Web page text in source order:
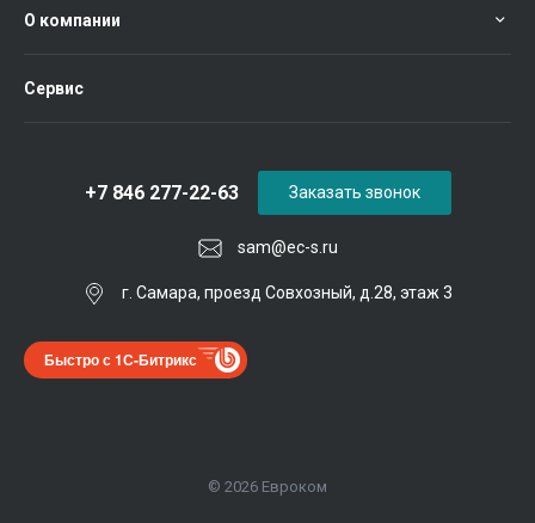
О компании
Сервис
sam@ec-s.ru
+7 846 277-22-63
г. Самара, проезд Совхозный, д.28, этаж 3
Заказать звонок
Быстро с 1С-Битрикс
© 2026 Евроком